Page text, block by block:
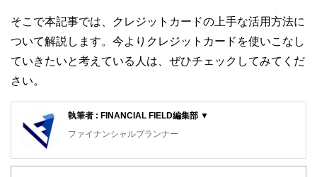
そこで本記事では、クレジットカードの上手な活用方法に
ついて解説します。今よりクレジットカードを使いこなし
ていきたいと考えている人は、ぜひチェックしてみてくだ
さい。
執筆者 : FINANCIAL FIELD編集部 ▼
ファイナンシャルプランナー
FinancialField編集部は、金融、経済に関する記事を、日々